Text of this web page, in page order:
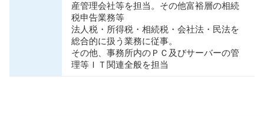
産管理会社等を担当。その他富裕層の相続
税申告業務等
法人税・所得税・相続税・会社法・⺠法を
総合的に扱う業務に従事。
その他、事務所内のＰＣ及びサーバーの管
理等ＩＴ関連全般を担当